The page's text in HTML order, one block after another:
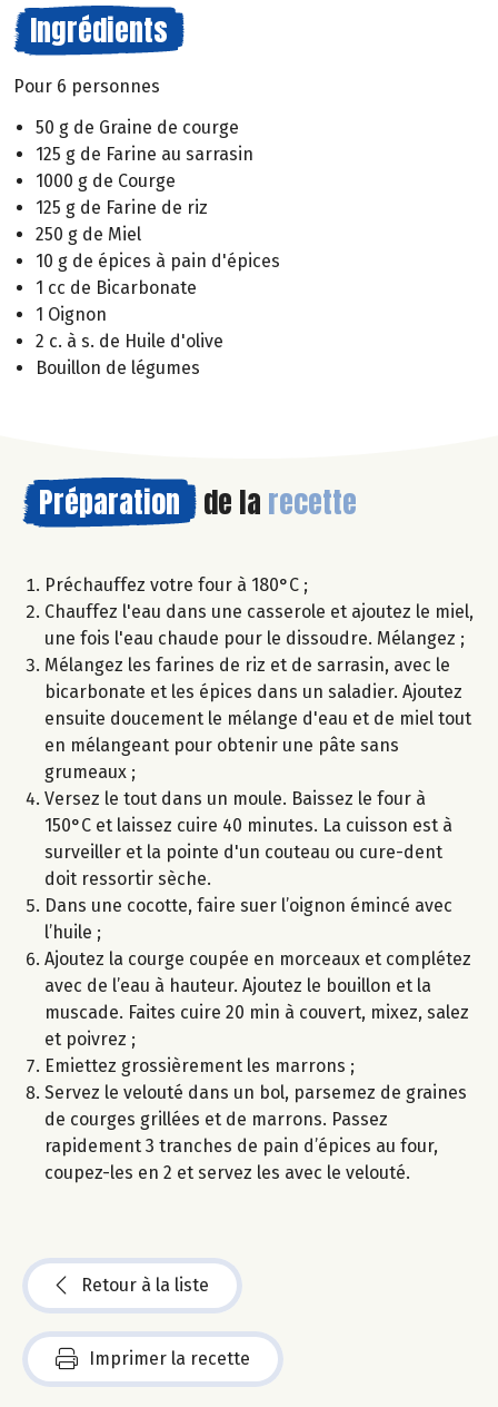
Ingrédients
Pour 6 personnes
50 g de Graine de courge
125 g de Farine au sarrasin
1000 g de Courge
125 g de Farine de riz
250 g de Miel
10 g de épices à pain d'épices
1 cc de Bicarbonate
1 Oignon
2 c. à s. de Huile d'olive
Bouillon de légumes
Préparation de la recette
Préchauffez votre four à 180°C ;
Chauffez l'eau dans une casserole et ajoutez le miel,
une fois l'eau chaude pour le dissoudre. Mélangez ;
Mélangez les farines de riz et de sarrasin, avec le
bicarbonate et les épices dans un saladier. Ajoutez
ensuite doucement le mélange d'eau et de miel tout
en mélangeant pour obtenir une pâte sans
grumeaux ;
Versez le tout dans un moule. Baissez le four à
150°C et laissez cuire 40 minutes. La cuisson est à
surveiller et la pointe d'un couteau ou cure-dent
doit ressortir sèche.
Dans une cocotte, faire suer l’oignon émincé avec
l’huile ;
Ajoutez la courge coupée en morceaux et complétez
avec de l’eau à hauteur. Ajoutez le bouillon et la
muscade. Faites cuire 20 min à couvert, mixez, salez
et poivrez ;
Emiettez grossièrement les marrons ;
Servez le velouté dans un bol, parsemez de graines
de courges grillées et de marrons. Passez
rapidement 3 tranches de pain d’épices au four,
coupez-les en 2 et servez les avec le velouté.
Retour à la liste
Imprimer la recette